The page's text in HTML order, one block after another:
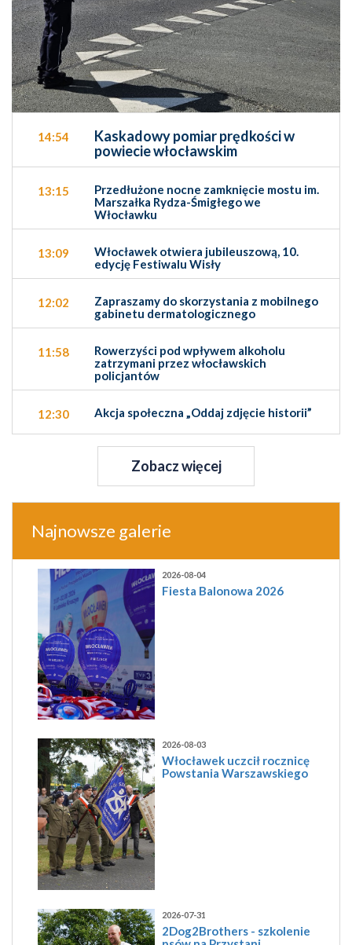
14:54
Kaskadowy pomiar prędkości w
powiecie włocławskim
13:15
Przedłużone nocne zamknięcie mostu im.
Marszałka Rydza-Śmigłego we
Włocławku
13:09
Włocławek otwiera jubileuszową, 10.
edycję Festiwalu Wisły
12:02
Zapraszamy do skorzystania z mobilnego
gabinetu dermatologicznego
11:58
Rowerzyści pod wpływem alkoholu
zatrzymani przez włocławskich
policjantów
12:30 Akcja społeczna „Oddaj zdjęcie historii”
Zobacz więcej
Najnowsze galerie
2026-08-04
Fiesta Balonowa 2026
2026-08-03
Włocławek uczcił rocznicę
Powstania Warszawskiego
2026-07-31
2Dog2Brothers - szkolenie